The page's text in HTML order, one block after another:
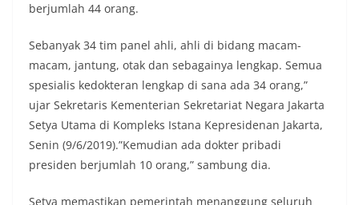
berjumlah 44 orang.
Sebanyak 34 tim panel ahli, ahli di bidang macam-
macam, jantung, otak dan sebagainya lengkap. Semua
spesialis kedokteran lengkap di sana ada 34 orang,”
ujar Sekretaris Kementerian Sekretariat Negara Jakarta
Setya Utama di Kompleks Istana Kepresidenan Jakarta,
Senin (9/6/2019).”Kemudian ada dokter pribadi
presiden berjumlah 10 orang,” sambung dia.
Setya memastikan pemerintah menanggung seluruh